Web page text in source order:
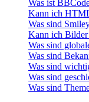
Was ist
Kann ich
Was sind
Kann ich Bilder
Was sind
Was sind
Was sind
Was sind
Was sind